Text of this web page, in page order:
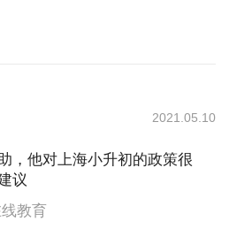
2021.05.10
，他对上海小升初的政策很
议
教育